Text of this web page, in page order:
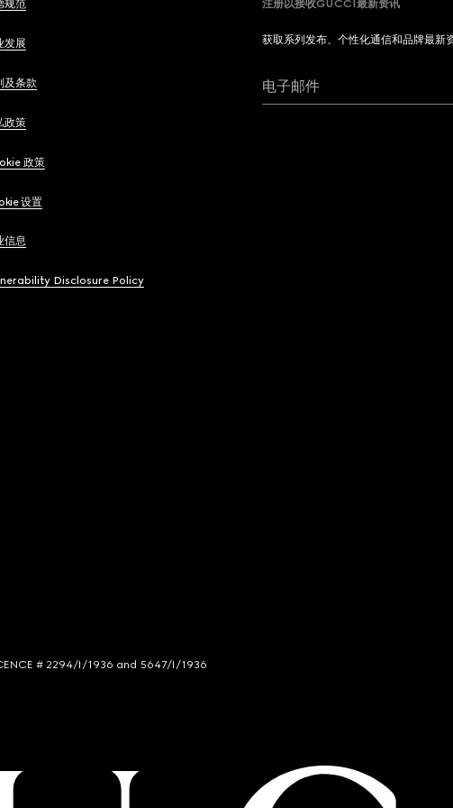
规范
发展
及条款
政策
政策
设置
信息
Disclosure Policy
注册以接收GUCCI最新资讯
获取系列发布、个性化通信和品牌最新
电子邮件
# 2294/I/1936 and 5647/I/1936